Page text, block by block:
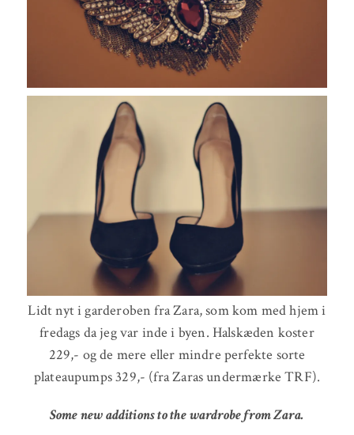
Lidt nyt i garderoben fra Zara, som kom med hjem i
fredags da jeg var inde i byen. Halskæden koster
229,- og de mere eller mindre perfekte sorte
plateaupumps 329,- (fra Zaras undermærke TRF).
Some new additions to the wardrobe from Zara.